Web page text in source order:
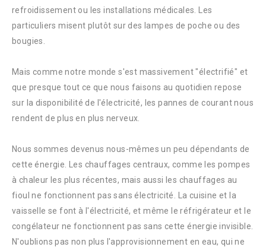
refroidissement ou les installations médicales. Les
particuliers misent plutôt sur des lampes de poche ou des
bougies.
Mais comme notre monde s'est massivement "électrifié" et
que presque tout ce que nous faisons au quotidien repose
sur la disponibilité de l'électricité, les pannes de courant nous
rendent de plus en plus nerveux.
Nous sommes devenus nous-mêmes un peu dépendants de
cette énergie. Les chauffages centraux, comme les pompes
à chaleur les plus récentes, mais aussi les chauffages au
fioul ne fonctionnent pas sans électricité. La cuisine et la
vaisselle se font à l'électricité, et même le réfrigérateur et le
congélateur ne fonctionnent pas sans cette énergie invisible.
N'oublions pas non plus l'approvisionnement en eau, qui ne